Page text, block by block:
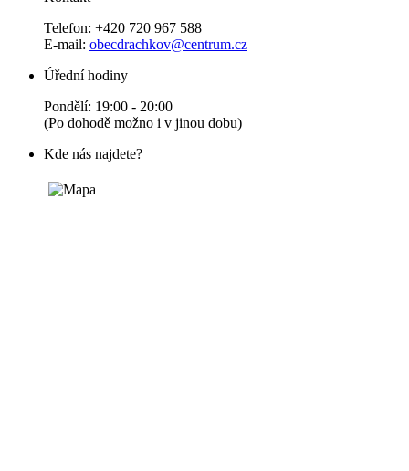
Telefon: +420 720 967 588
E-mail: obecdrachkov@centrum.cz
Úřední hodiny
Pondělí: 19:00 - 20:00
(Po dohodě možno i v jinou dobu)
Kde nás najdete?